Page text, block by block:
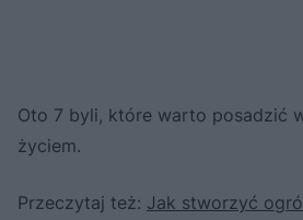
Oto 7 byli, które warto posadzić
życiem.
Przeczytaj też: Jak stworzyć